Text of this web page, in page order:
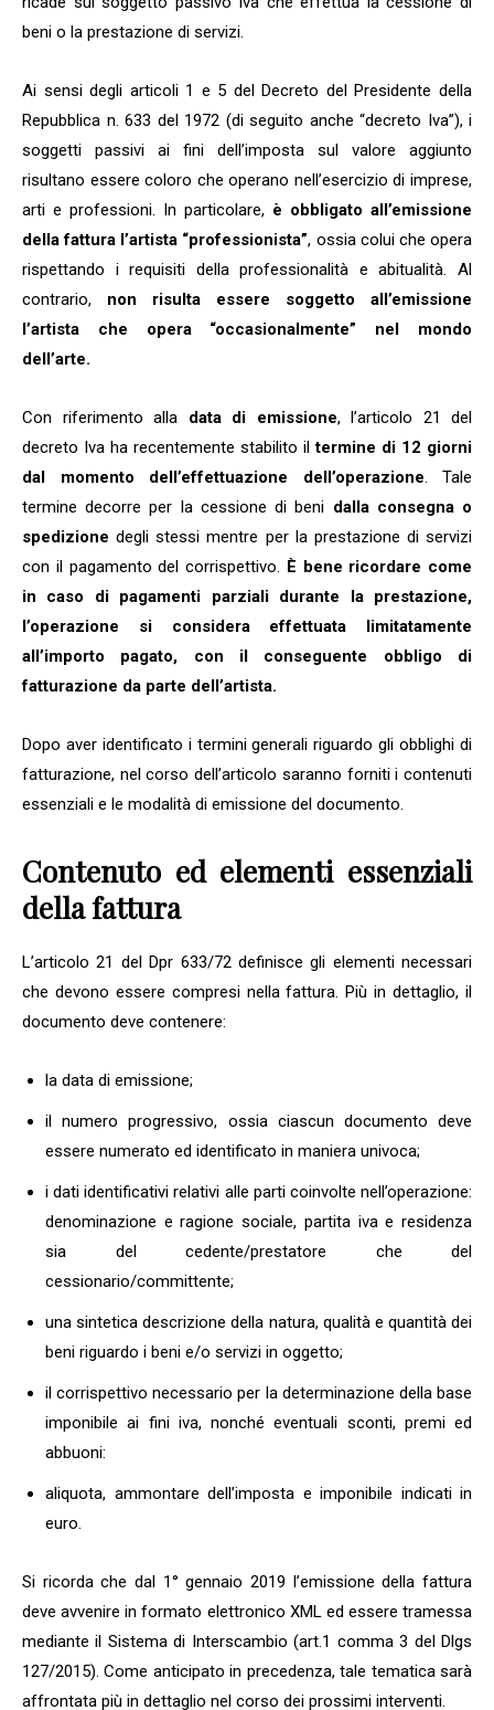
beni o la prestazione di servizi.
Ai sensi degli articoli 1 e 5 del Decreto del Presidente della
Repubblica n. 633 del 1972 (di seguito anche “decreto Iva”), i
soggetti passivi ai fini dell’imposta sul valore aggiunto
risultano essere coloro che operano nell’esercizio di imprese,
arti e professioni. In particolare, è obbligato all’emissione
della fattura l’artista “professionista”, ossia colui che opera
rispettando i requisiti della professionalità e abitualità. Al
contrario, non risulta essere soggetto all’emissione
l’artista che opera “occasionalmente” nel mondo
dell’arte.
Con riferimento alla data di emissione, l’articolo 21 del
decreto Iva ha recentemente stabilito il termine di 12 giorni
dal momento dell’effettuazione dell’operazione . Tale
termine decorre per la cessione di beni dalla consegna o
spedizione degli stessi mentre per la prestazione di servizi
con il pagamento del corrispettivo. È bene ricordare come
in caso di pagamenti parziali durante la prestazione,
l’operazione si considera effettuata limitatamente
all’importo pagato, con il conseguente obbligo di
fatturazione da parte dell’artista.
Dopo aver identificato i termini generali riguardo gli obblighi di
fatturazione, nel corso dell’articolo saranno forniti i contenuti
essenziali e le modalità di emissione del documento.
Contenuto ed elementi essenziali
della fattura
L’articolo 21 del Dpr 633/72 definisce gli elementi necessari
che devono essere compresi nella fattura. Più in dettaglio, il
documento deve contenere:
la data di emissione;
il numero progressivo, ossia ciascun documento deve
essere numerato ed identificato in maniera univoca;
i dati identificativi relativi alle parti coinvolte nell’operazione:
denominazione e ragione sociale, partita iva e residenza
sia del cedente/prestatore che del
cessionario/committente;
una sintetica descrizione della natura, qualità e quantità dei
beni riguardo i beni e/o servizi in oggetto;
il corrispettivo necessario per la determinazione della base
imponibile ai fini iva, nonché eventuali sconti, premi ed
abbuoni:
aliquota, ammontare dell’imposta e imponibile indicati in
euro.
Si ricorda che dal 1° gennaio 2019 l’emissione della fattura
deve avvenire in formato elettronico XML ed essere tramessa
mediante il Sistema di Interscambio (art.1 comma 3 del Dlgs
127/2015). Come anticipato in precedenza, tale tematica sarà
affrontata più in dettaglio nel corso dei prossimi interventi.